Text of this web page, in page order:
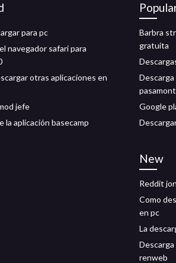
para pc
navegador safari para
otras aplicaciones en
jefe
la aplicación basecamp
Barbra
gratuita
Google
New
Reddit
Como
en pc
La
renweb